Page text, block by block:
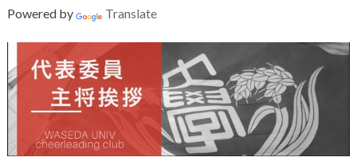
Powered by Translate